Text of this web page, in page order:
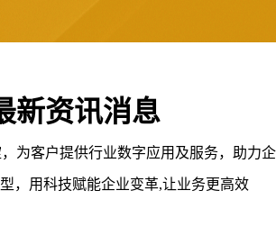
新资讯消息
为客户提供行业数字应用及服务，助力企
，用科技赋能企业变革,让业务更高效